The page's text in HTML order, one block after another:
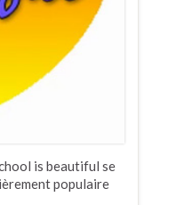
is beautiful se
populaire